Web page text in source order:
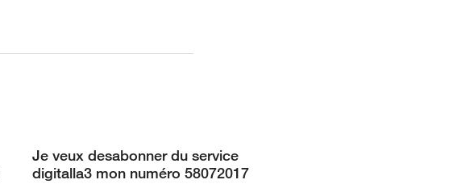
Je veux desabonner du service
digitalla3 mon numéro 58072017